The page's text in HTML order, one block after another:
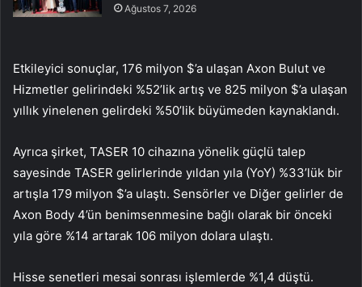
Ağustos 7, 2026
Etkileyici sonuçlar, 176 milyon $’a ulaşan Axon Bulut ve
Hizmetler gelirindeki %52’lik artış ve 825 milyon $’a ulaşan
yıllık yinelenen gelirdeki %50’lik büyümeden kaynaklandı.
Ayrıca şirket, TASER 10 cihazına yönelik güçlü talep
sayesinde TASER gelirlerinde yıldan yıla (YoY) %33’lük bir
artışla 179 milyon $’a ulaştı. Sensörler ve Diğer gelirler de
Axon Body 4’ün benimsenmesine bağlı olarak bir önceki
yıla göre %14 artarak 106 milyon dolara ulaştı.
Hisse senetleri mesai sonrası işlemlerde %1,4 düştü.